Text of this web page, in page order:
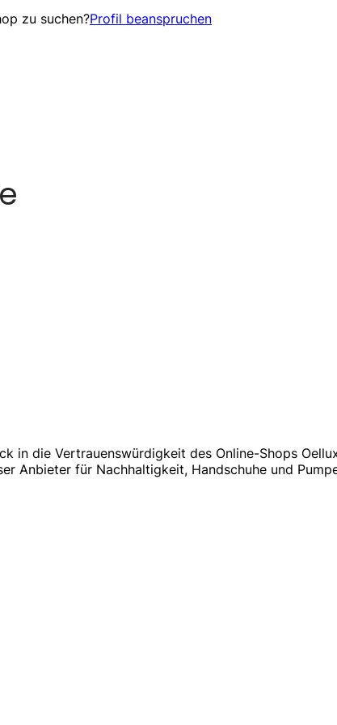
zu suchen?Profil beanspruchen
in die Vertrauenswürdigkeit des Online-Shops
Anbieter für Nachhaltigkeit, Handschuhe und